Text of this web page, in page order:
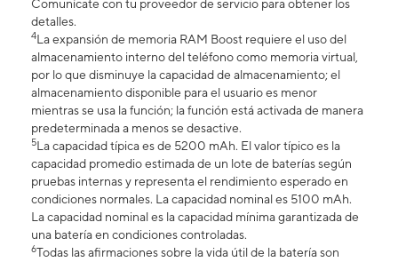
Comunícate con tu proveedor de servicio para obtener los
detalles.
4La expansión de memoria RAM Boost requiere el uso del
almacenamiento interno del teléfono como memoria virtual,
por lo que disminuye la capacidad de almacenamiento; el
almacenamiento disponible para el usuario es menor
mientras se usa la función; la función está activada de manera
predeterminada a menos se desactive.
5La capacidad típica es de 5200 mAh. El valor típico es la
capacidad promedio estimada de un lote de baterías según
pruebas internas y representa el rendimiento esperado en
condiciones normales. La capacidad nominal es 5100 mAh.
La capacidad nominal es la capacidad mínima garantizada de
una batería en condiciones controladas.
6Todas las afirmaciones sobre la vida útil de la batería son